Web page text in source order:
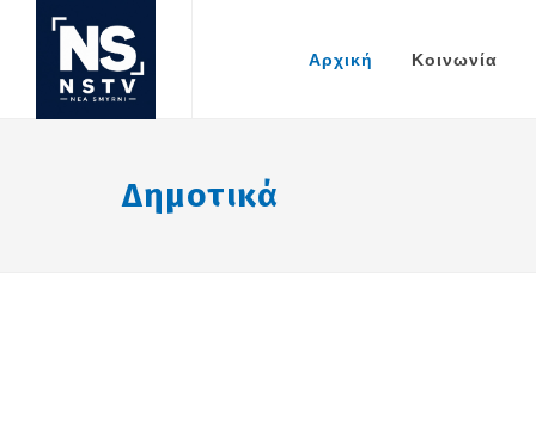
Αρχική Κοινωνία
Δημοτικά